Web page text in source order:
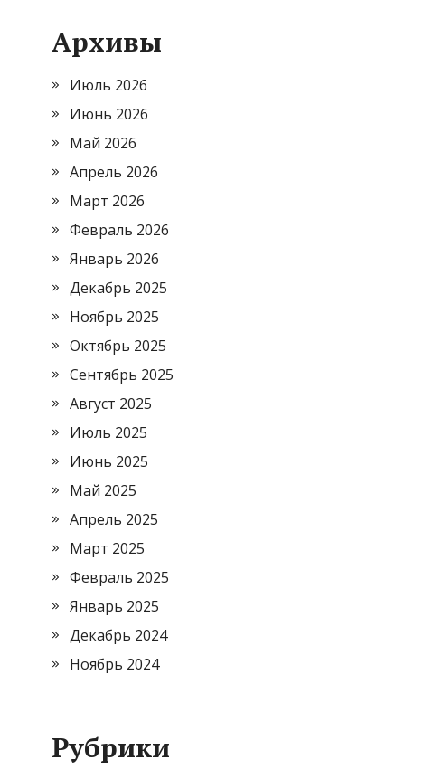
Архивы
Июль 2026
Июнь 2026
Май 2026
Апрель 2026
Март 2026
Февраль 2026
Январь 2026
Декабрь 2025
Ноябрь 2025
Октябрь 2025
Сентябрь 2025
Август 2025
Июль 2025
Июнь 2025
Май 2025
Апрель 2025
Март 2025
Февраль 2025
Январь 2025
Декабрь 2024
Ноябрь 2024
Рубрики